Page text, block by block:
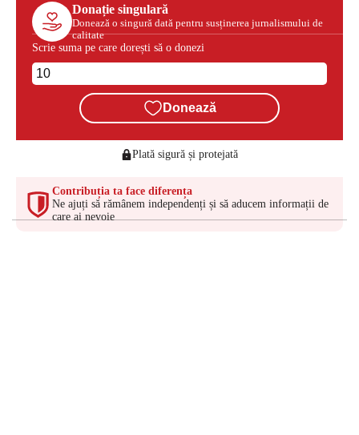
Donație singulară
Donează o singură dată pentru susținerea jurnalismului de
calitate
Scrie suma pe care dorești să o donezi
Donează
Plată sigură și protejată
Contribuția ta face diferența
Ne ajuți să rămânem independenți și să aducem informații de
care ai nevoie